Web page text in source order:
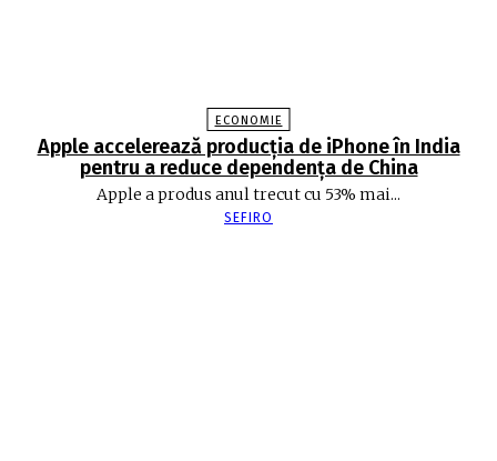
ECONOMIE
Apple accelerează producția de iPhone în India
pentru a reduce dependența de China
Apple a produs anul trecut cu 53% mai...
SEFIRO